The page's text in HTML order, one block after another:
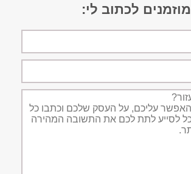
מוזמנים לכתוב לי: